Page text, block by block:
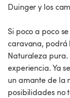
Duinger y los
Si poco a poco
caravana, podrá
Naturaleza
experiencia. Ya
un amante de la
posibilidades no